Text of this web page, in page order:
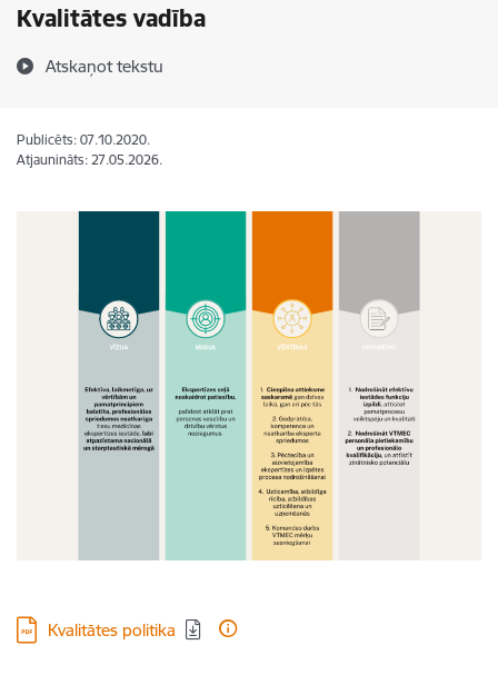
Kvalitātes vadība
Atskaņot tekstu
Publicēts: 07.10.2020.
Atjaunināts: 27.05.2026.
Lejupielādēt:
Kvalitātes politika